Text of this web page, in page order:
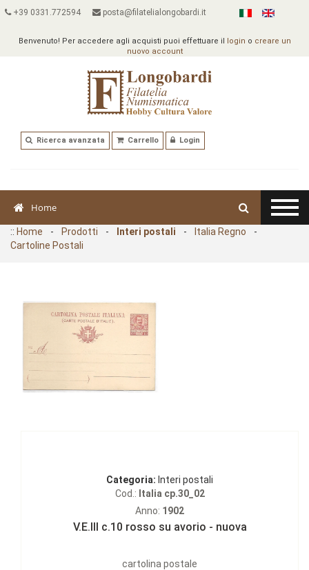
+39 0331.772594 posta@filatelialongobardi.it
Benvenuto! Per accedere agli acquisti puoi effettuare il login o creare un
nuovo account
Ricerca avanzata Carrello Login
Home
:: Home - Prodotti - Interi postali - Italia Regno
-
Cartoline Postali
Categoria: Interi postali
Cod.: Italia cp.30_02
Anno: 1902
V.E.III c.10 rosso su avorio - nuova
cartolina postale